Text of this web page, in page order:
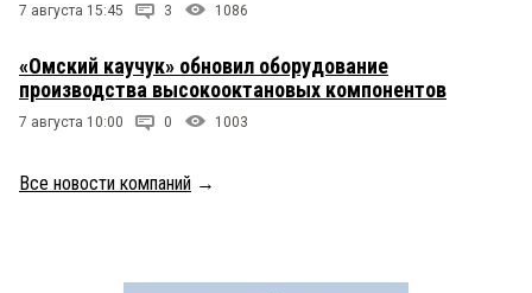
7 августа 15:45 3 1086
«Омский каучук» обновил оборудование
производства высокооктановых компонентов
7 августа 10:00 0 1003
Все новости компаний →